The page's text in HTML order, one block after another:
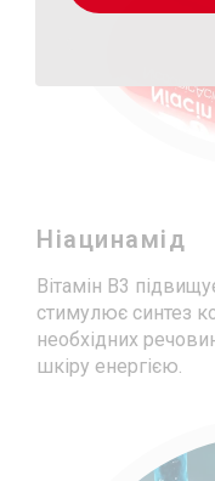
Ніацинамід
Вітамін B3
стимулює синтез
необхідних
шкіру енергією.